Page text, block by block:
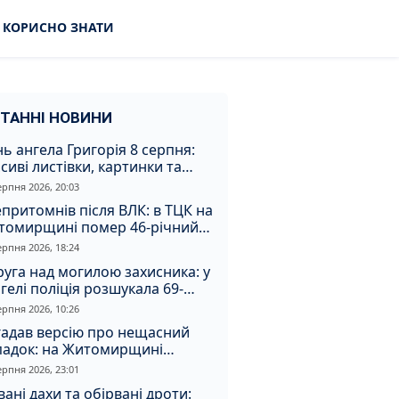
КОРИСНО ЗНАТИ
НОВИНИ
ангела Григорія 8 серпня:
листівки, картинки та
привітання
2026, 20:03
після ВЛК: в ТЦК на
помер 46-річний
2026, 18:24
над могилою захисника: у
поліція розшукала 69-
зловмисника
2026, 10:26
версію про нещасний
на Житомирщині
чоловіка за вбивство
2026, 23:01
дахи та обірвані дроти: